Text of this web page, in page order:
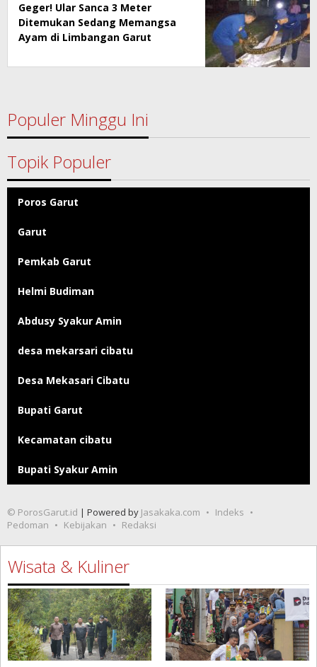
Geger! Ular Sanca 3 Meter
Ditemukan Sedang Memangsa
Ayam di Limbangan Garut
Populer Minggu Ini
Topik Populer
Poros Garut
Garut
Pemkab Garut
Helmi Budiman
Abdusy Syakur Amin
desa mekarsari cibatu
Desa Mekasari Cibatu
Bupati Garut
Kecamatan cibatu
Bupati Syakur Amin
© PorosGarut.id | Powered by Jasakaka.com
Indeks
Pedoman
Kebijakan Redaksi
Wisata & Kuliner